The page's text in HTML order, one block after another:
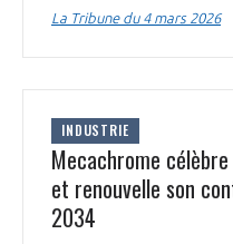
POURQUOI DEVENIR MEMBRE ?
LE MÉDIATEUR DE LA FILIÈRE
MÉDIATION ET CHARTE
LA MÉDIATION AU-DELÀ DE LA
CHIFFRES CLÉS
LES ENJEUX
La Tribune du 4 mars 2026
INDUSTRIE
Mecachrome
et renouvelle son
2034